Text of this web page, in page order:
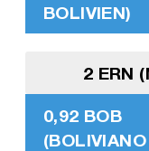
BOLIVIEN)
2 ERN
0,92 BOB
(BOLIVIANO